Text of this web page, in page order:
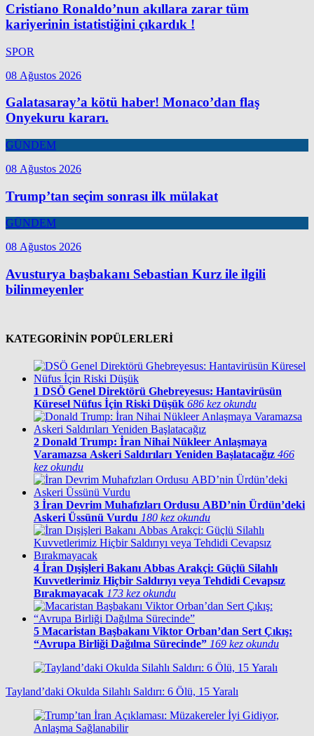
Cristiano Ronaldo’nun akıllara zarar tüm
kariyerinin istatistiğini çıkardık !
SPOR
08 Ağustos 2026
Galatasaray’a kötü haber! Monaco’dan flaş
Onyekuru kararı.
GÜNDEM
08 Ağustos 2026
Trump’tan seçim sonrası ilk mülakat
GÜNDEM
08 Ağustos 2026
Avusturya başbakanı Sebastian Kurz ile ilgili
bilinmeyenler
KATEGORİNİN POPÜLERLERİ
1 DSÖ Genel Direktörü Ghebreyesus: Hantavirüsün
Küresel Nüfus İçin Riski Düşük 686 kez okundu
2 Donald Trump: İran Nihai Nükleer Anlaşmaya
Varamazsa Askeri Saldırıları Yeniden Başlatacağız 466
kez okundu
3 İran Devrim Muhafızları Ordusu ABD’nin Ürdün’deki
Askeri Üssünü Vurdu 180 kez okundu
4 İran Dışişleri Bakanı Abbas Arakçi: Güçlü Silahlı
Kuvvetlerimiz Hiçbir Saldırıyı veya Tehdidi Cevapsız
Bırakmayacak 173 kez okundu
5 Macaristan Başbakanı Viktor Orban’dan Sert Çıkış:
“Avrupa Birliği Dağılma Sürecinde” 169 kez okundu
Tayland’daki Okulda Silahlı Saldırı: 6 Ölü, 15 Yaralı